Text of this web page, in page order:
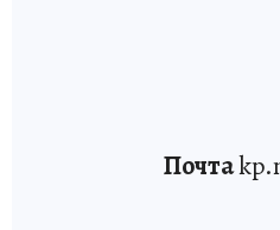
Почта